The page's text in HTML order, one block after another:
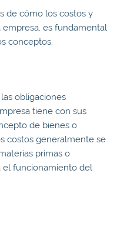
de cómo los costos y
es fundamental
conceptos.
obligaciones
tiene con sus
de bienes o
costos generalmente se
primas o
el funcionamiento del